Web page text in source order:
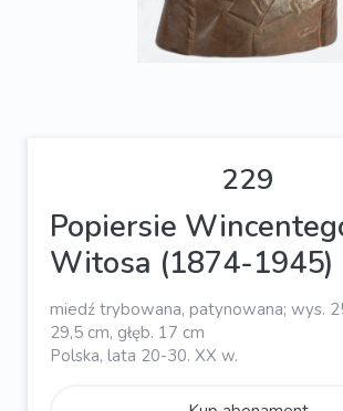
229
Popiersie
Witosa (1874-1945)
miedź trybowana, patynowana; wys.
29,5 cm, głęb. 17 cm
Polska, lata 20-30. XX w.